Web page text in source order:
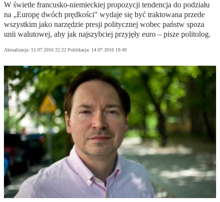
W świetle francusko-niemieckiej propozycji tendencja do podziału
na „Europę dwóch prędkości" wydaje się być traktowana przede
wszystkim jako narzędzie presji politycznej wobec państw spoza
unii walutowej, aby jak najszybciej przyjęły euro – pisze politolog.
Aktualizacja: 15.07.2016 22:22 Publikacja: 14.07.2016 19:49